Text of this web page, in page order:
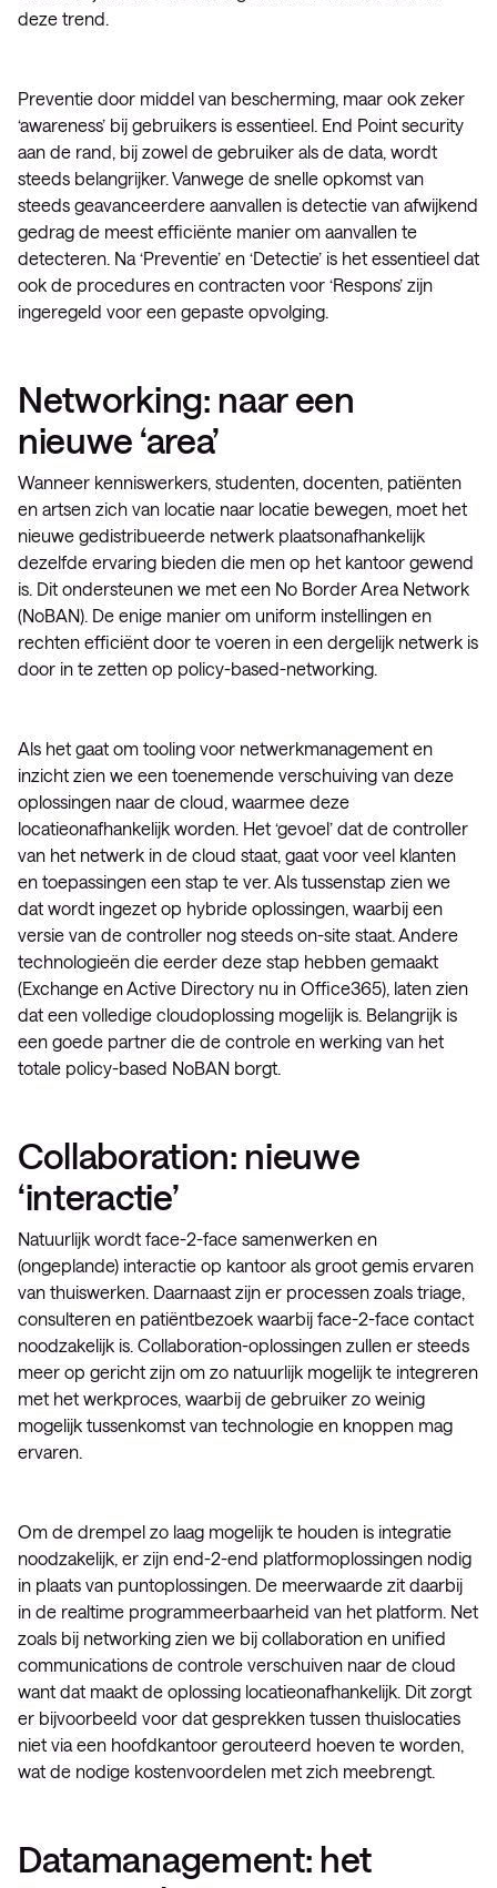
deze trend.
Preventie door middel van bescherming, maar ook zeker
‘awareness’ bij gebruikers is essentieel. End Point security
aan de rand, bij zowel de gebruiker als de data, wordt
steeds belangrijker. Vanwege de snelle opkomst van
steeds geavanceerdere aanvallen is detectie van afwijkend
gedrag de meest efficiënte manier om aanvallen te
detecteren. Na ‘Preventie’ en ‘Detectie’ is het essentieel dat
ook de procedures en contracten voor ‘Respons’ zijn
ingeregeld voor een gepaste opvolging.
Networking: naar een
nieuwe ‘area’
Wanneer kenniswerkers, studenten, docenten, patiënten
en artsen zich van locatie naar locatie bewegen, moet het
nieuwe gedistribueerde netwerk plaatsonafhankelijk
dezelfde ervaring bieden die men op het kantoor gewend
is. Dit ondersteunen we met een No Border Area Network
(NoBAN). De enige manier om uniform instellingen en
rechten efficiënt door te voeren in een dergelijk netwerk is
door in te zetten op policy-based-networking.
Als het gaat om tooling voor netwerkmanagement en
inzicht zien we een toenemende verschuiving van deze
oplossingen naar de cloud, waarmee deze
locatieonafhankelijk worden. Het ‘gevoel’ dat de controller
van het netwerk in de cloud staat, gaat voor veel klanten
en toepassingen een stap te ver. Als tussenstap zien we
dat wordt ingezet op hybride oplossingen, waarbij een
versie van de controller nog steeds on-site staat. Andere
technologieën die eerder deze stap hebben gemaakt
(Exchange en Active Directory nu in Office365), laten zien
dat een volledige cloudoplossing mogelijk is. Belangrijk is
een goede partner die de controle en werking van het
totale policy-based NoBAN borgt.
Collaboration: nieuwe
‘interactie’
Natuurlijk wordt face-2-face samenwerken en
(ongeplande) interactie op kantoor als groot gemis ervaren
van thuiswerken. Daarnaast zijn er processen zoals triage,
consulteren en patiëntbezoek waarbij face-2-face contact
noodzakelijk is. Collaboration-oplossingen zullen er steeds
meer op gericht zijn om zo natuurlijk mogelijk te integreren
met het werkproces, waarbij de gebruiker zo weinig
mogelijk tussenkomst van technologie en knoppen mag
ervaren.
Om de drempel zo laag mogelijk te houden is integratie
noodzakelijk, er zijn end-2-end platformoplossingen nodig
in plaats van puntoplossingen. De meerwaarde zit daarbij
in de realtime programmeerbaarheid van het platform. Net
zoals bij networking zien we bij collaboration en unified
communications de controle verschuiven naar de cloud
want dat maakt de oplossing locatieonafhankelijk. Dit zorgt
er bijvoorbeeld voor dat gesprekken tussen thuislocaties
niet via een hoofdkantoor gerouteerd hoeven te worden,
wat de nodige kostenvoordelen met zich meebrengt.
Datamanagement: het